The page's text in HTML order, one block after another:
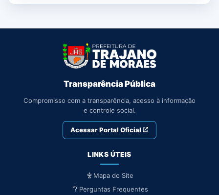
Transparência Pública
Compromisso com a transparência, acesso à informação
e controle social.
Acessar Portal Oficial
LINKS ÚTEIS
Mapa do Site
Perguntas Frequentes